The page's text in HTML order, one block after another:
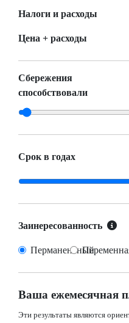
Налоги и расходы
Цена + расходы
Сбережения
способствовали
Срок в годах
Заинересованность
Перманентный
Ваша ежемесячная
Эти результаты являются